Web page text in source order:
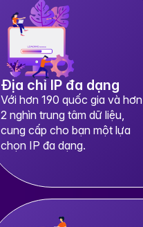
Địa chỉ IP đa dạng
Với hơn 190 quốc gia và hơn
2 nghìn trung tâm dữ liệu,
cung cấp cho bạn một lựa
chọn IP đa dạng.